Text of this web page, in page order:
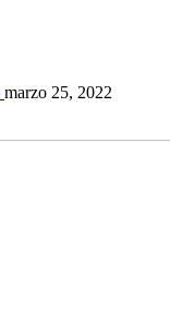
marzo 25, 2022